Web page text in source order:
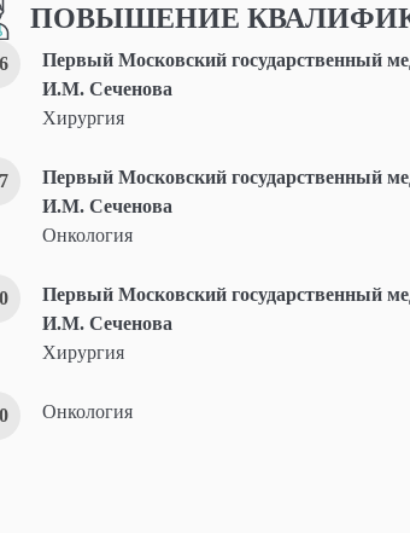
ПОВЫШЕНИЕ
Первый Московский государственный
И.М. Сеченова
Хирургия
Первый Московский государственный
И.М. Сеченова
Онкология
Первый Московский государственный
И.М. Сеченова
Хирургия
Онкология